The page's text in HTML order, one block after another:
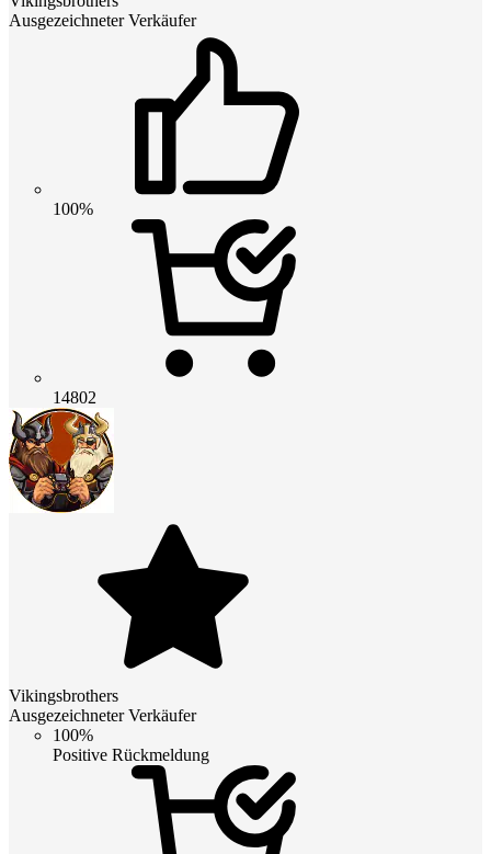
Ausgezeichneter Verkäufer
100%
14802
Vikingsbrothers
Ausgezeichneter Verkäufer
100%
Positive Rückmeldung